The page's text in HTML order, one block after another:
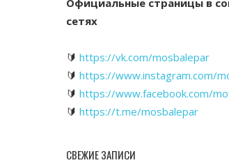
сетях
🔰 https://vk.com/mosbalepar
🔰 https://www.instagram.com/
🔰 https://www.facebook.com/
🔰 https://t.me/mosbalepar
СВЕЖИЕ ЗАПИСИ